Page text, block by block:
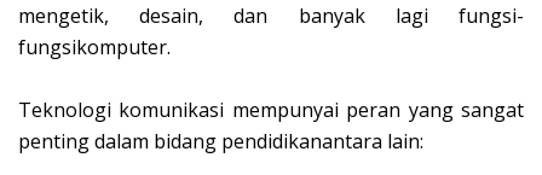
mengetik, desain, dan banyak lagi fungsi-
fungsikomputer.
Teknologi komunikasi mempunyai peran yang sangat
penting dalam bidang pendidikanantara lain: